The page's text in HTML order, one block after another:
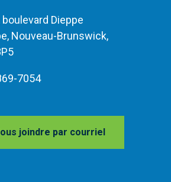
boulevard Dieppe
Nouveau-Brunswick,
7054
joindre par courriel